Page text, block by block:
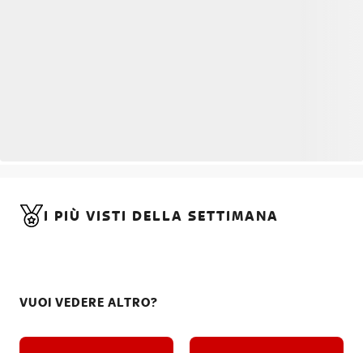
I PIÙ VISTI DELLA SETTIMANA
VUOI VEDERE ALTRO?